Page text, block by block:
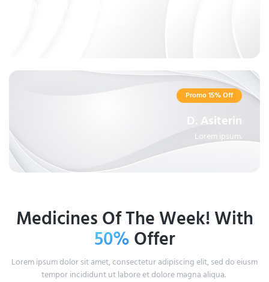
Promo 15% Off
D. Asiterin
Lorem ipsum.
Medicines Of The Week! With
50%Offer
Lorem ipsum dolor sit amet, consectetur adipiscing elit, sed do eiusm
tempor incididunt ut labore et dolore magna aliqua.